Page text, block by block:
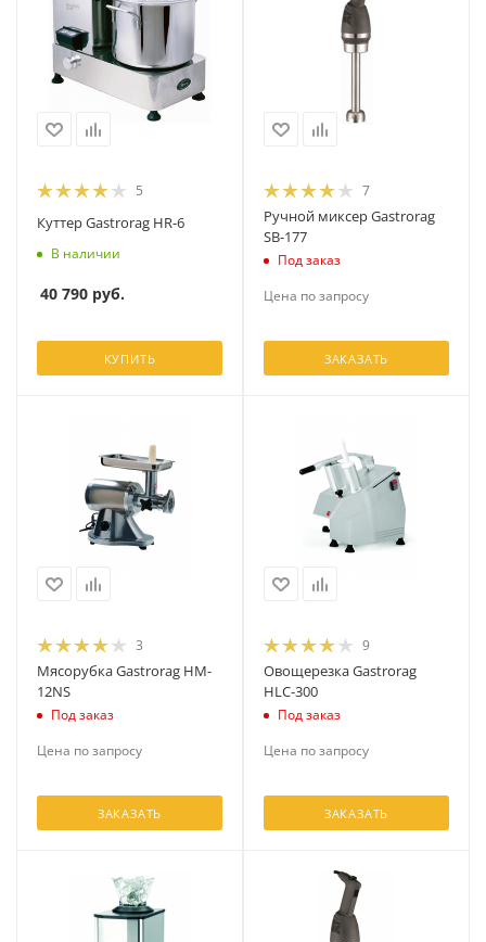
5
Куттер Gastrorag HR-6
В наличии
40 790 руб.
КУПИТЬ
7
Ручной миксер Gastrorag
SB-177
Под заказ
Цена по запросу
ЗАКАЗАТЬ
3
Мясорубка Gastrorag HM-
12NS
Под заказ
Цена по запросу
ЗАКАЗАТЬ
9
Овощерезка Gastrorag
HLC-300
Под заказ
Цена по запросу
ЗАКАЗАТЬ